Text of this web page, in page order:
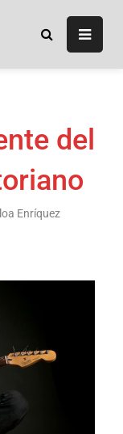
de Noticias
del
Enríquez